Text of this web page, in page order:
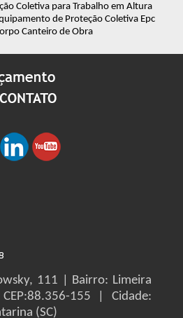
Coletiva para Trabalho em Altura
de Proteção Coletiva Epc
Canteiro de Obra
111 | Bairro: Limeira
155 | Cidade:
(SC)